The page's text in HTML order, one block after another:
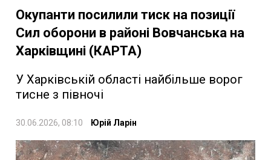
Окупанти посилили тиск на позиції
Сил оборони в районі Вовчанська на
Харківщині (КАРТА)
У Харківській області найбільше ворог
тисне з півночі
30.06.2026, 08:10 Юрій Ларін